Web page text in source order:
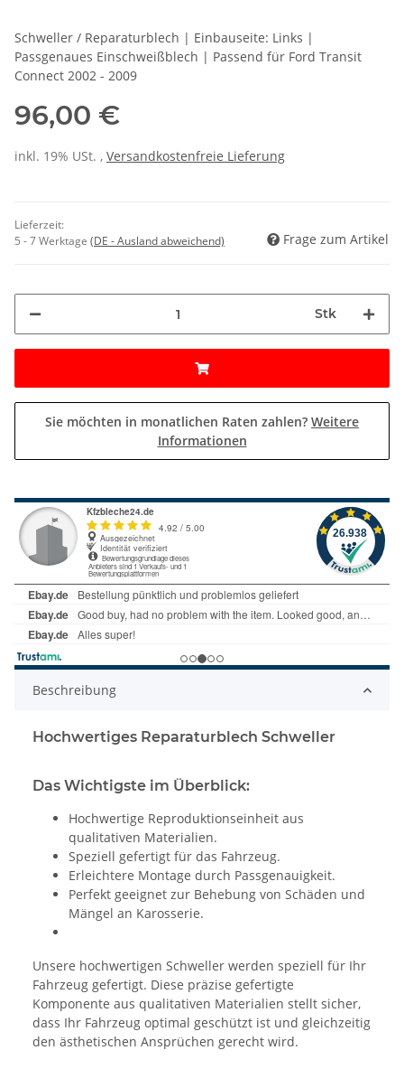
Schweller / Reparaturblech | Einbauseite: Links |
Passgenaues Einschweißblech | Passend für Ford Transit
Connect 2002 - 2009
96,00 €
inkl. 19% USt. , Versandkostenfreie Lieferung
Lieferzeit:
5 - 7 Werktage (DE - Ausland abweichend) Frage zum Artikel
Stk
Sie möchten in monatlichen Raten zahlen? Weitere
Informationen
Beschreibung
Hochwertiges Reparaturblech Schweller
Das Wichtigste im Überblick:
Hochwertige Reproduktionseinheit aus
qualitativen Materialien.
Speziell gefertigt für das Fahrzeug.
Erleichtere Montage durch Passgenauigkeit.
Perfekt geeignet zur Behebung von Schäden und
Mängel an Karosserie.
Unsere hochwertigen Schweller werden speziell für Ihr
Fahrzeug gefertigt. Diese präzise gefertigte
Komponente aus qualitativen Materialien stellt sicher,
dass Ihr Fahrzeug optimal geschützt ist und gleichzeitig
den ästhetischen Ansprüchen gerecht wird.